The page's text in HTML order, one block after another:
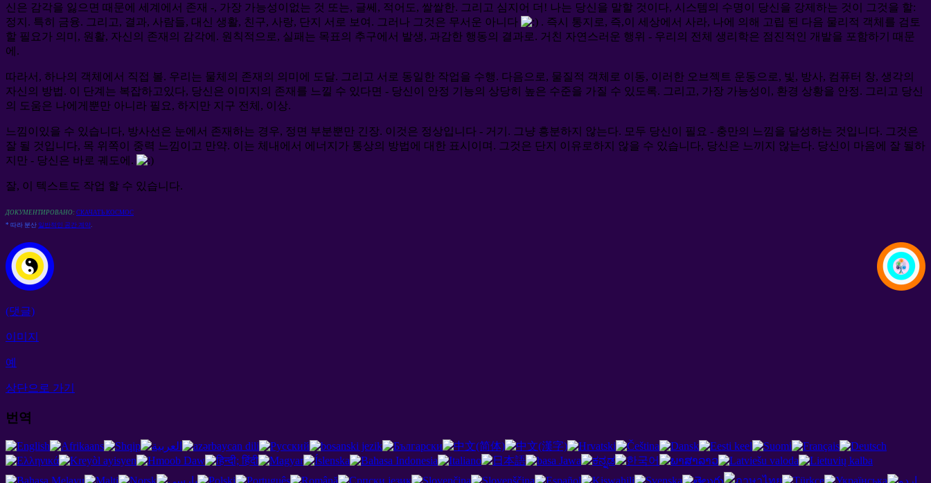
신은 감각을 잃으면 때문에 세계에서 존재 -, 가장 가능성이없는 것 또는, 글쎄, 적어도, 쌀쌀한. 그리고 심지어 더! 나는 당신을 말할 것이다, 시스템의 수명이 당신을 강제하는 것이 그것을 할:
정지. 특히 금융. 그리고, 결과, 사람들, 대신 생활, 친구, 사랑, 단지 서로 보여. 그러나 그것은 무서운 아니다
. 즉시 통지로, 즉,이 세상에서 사라, 나에 의해 고립 된 다음 물리적 객체를 검토
할 필요가 의미, 원활, 자신의 존재의 감각에. 원칙적으로, 실패는 목표의 추구에서 발생, 과감한 행동의 결과로. 거친 자연스러운 행위 - 우리의 전체 생리학은 점진적인 개발을 포함하기 때문
에.
따라서, 하나의 객체에서 직접 볼. 우리는 물체의 존재의 의미에 도달. 그리고 서로 동일한 작업을 수행. 다음으로, 물질적 객체로 이동, 이러한 오브젝트 운동으로, 빛, 방사, 컴퓨터 창, 생각의
자신의 방법. 이 단계는 복잡하고있다, 당신은 이미지의 존재를 느낄 수 있다면 - 당신이 안정 기능의 상당히 높은 수준을 가질 수 있도록. 그리고, 가장 가능성이, 환경 상황을 안정. 그리고 당신
의 도움은 나에게뿐만 아니라 필요, 하지만 지구 전체, 이상.
느낌이있을 수 있습니다, 방사선은 눈에서 존재하는 경우, 정면 부분뿐만 긴장. 이것은 정상입니다 - 거기. 그냥 흥분하지 않는다. 모두 당신이 필요 - 충만의 느낌을 달성하는 것입니다. 그것은
잘 될 것입니다, 목 위쪽이 중력 느낌이고 만약. 이는 체내에서 에너지가 통상의 방법에 대한 표시이며. 그것은 단지 이유로하지 않을 수 있습니다, 당신은 느끼지 않는다. 당신이 마음에 잘 될하
지만 - 당신은 바로 궤도에.
잘, 이 텍스트도 작업 할 수 있습니다.
ДОКУМЕНТИРОВАНО: СКАЧАТЬ КОСМОС
* 따라 분산 일반적인 공간 계약
(댓글)
이미지
예
상단으로 가기
번역